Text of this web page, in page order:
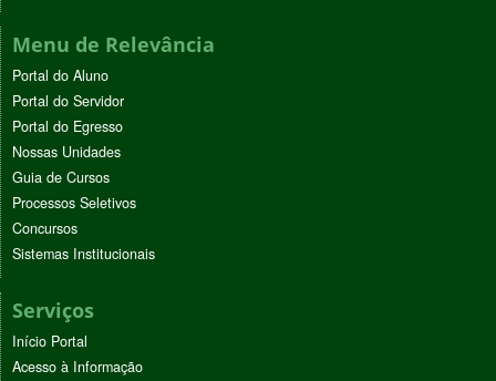
Menu de Relevância
Portal do Aluno
Portal do Servidor
Portal do Egresso
Nossas Unidades
Guia de Cursos
Processos Seletivos
Concursos
Sistemas Institucionais
Serviços
Início Portal
Acesso à Informação